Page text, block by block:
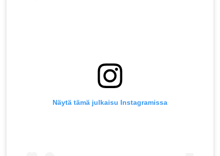
Näytä tämä julkaisu Instagramissa